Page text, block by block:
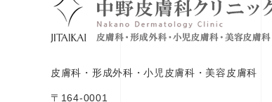
皮膚科・形成外科・小児皮膚科・美容皮膚科
〒164-0001